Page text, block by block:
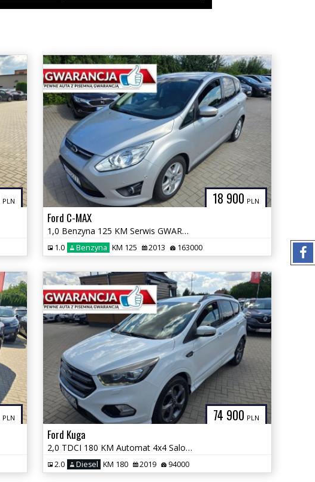
PLN 18 900 PLN
Ford C-MAX
1,0 Benzyna 125 KM Serwis GWARANCJA Zamiana Zarejestrowany
1.0 Benzyna KM 125 2013 163000
PLN 74 900 PLN
Ford Kuga
2,0 TDCI 180 KM Automat 4x4 Salon PL Serwis GWARANCJA Zamiana
2.0 Diesel KM 180 2019 94000